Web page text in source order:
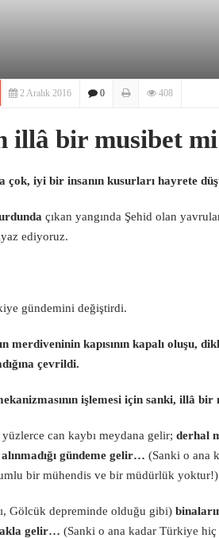
2 Aralık 2016 0 408
bir musibet
çok, iyi bir insanın kusurları hayrete
çıkan yangında Şehid olan
ediyoruz.
gündemini değiştirdi.
merdiveninin kapısının kapalı oluşu,
çevrildi.
işlemesi için sanki, illâ bir
yüzlerce can kaybı meydana gelir; derhal
gündeme gelir… (Sanki o ana
bir mühendis ve bir müdürlük yoktur!)
Gölcük depreminde olduğu gibi)
akla gelir… (Sanki o ana kadar Türkiye hiç